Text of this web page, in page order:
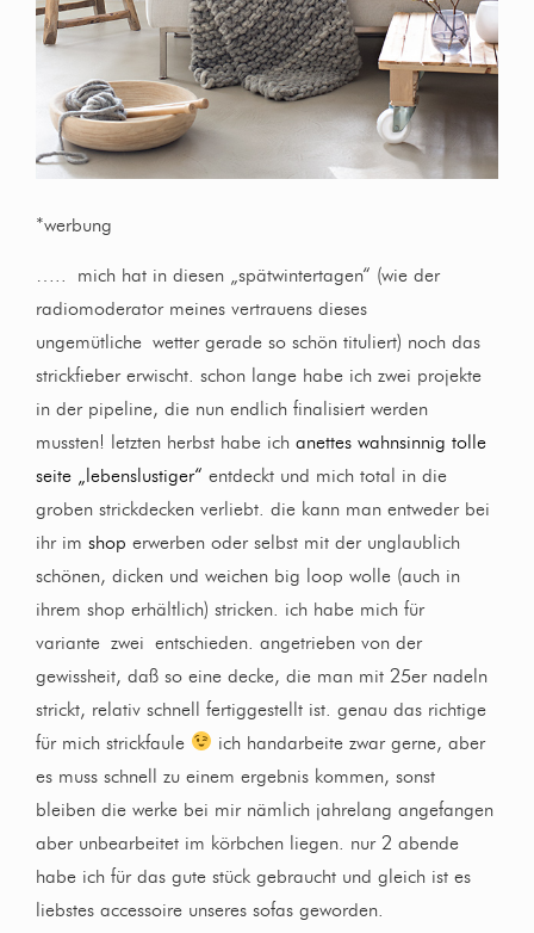
*werbung
….. mich hat in diesen „spätwintertagen“ (wie der
radiomoderator meines vertrauens dieses
ungemütliche wetter gerade so schön tituliert) noch das
strickfieber erwischt. schon lange habe ich zwei projekte
in der pipeline, die nun endlich finalisiert werden
mussten! letzten herbst habe ich anettes wahnsinnig tolle
seite „lebenslustiger“ entdeckt und mich total in die
groben strickdecken verliebt. die kann man entweder bei
ihr im shop erwerben oder selbst mit der unglaublich
schönen, dicken und weichen big loop wolle (auch in
ihrem shop erhältlich) stricken. ich habe mich für
variante zwei entschieden. angetrieben von der
gewissheit, daß so eine decke, die man mit 25er nadeln
strickt, relativ schnell fertiggestellt ist. genau das richtige
für mich strickfaule
ich handarbeite zwar gerne, aber
es muss schnell zu einem ergebnis kommen, sonst
bleiben die werke bei mir nämlich jahrelang angefangen
aber unbearbeitet im körbchen liegen. nur 2 abende
habe ich für das gute stück gebraucht und gleich ist es
liebstes accessoire unseres sofas geworden.